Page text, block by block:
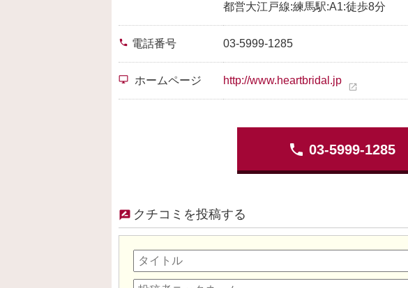
都営大江戸線:練馬駅:A1:徒歩8分
phone 電話番号 03-5999-1285
desktop_windows ホームページ http://www.heartbridal.jp
open_in_new
phone 03-5999-1285
クチコミを投稿する